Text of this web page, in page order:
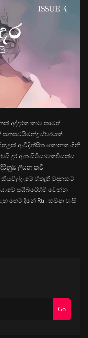
අද්දරක කාට කාටත්
සනසවයිමන්ද්‍ර ස්වරයක්
ඇවිදින්සිත කොනක ගිනි
දුර ඈත සිටියාටකවියක්ය
ලියන කවි
කියවිල්ලමේ හිතැති වදනකට
සයිබරේහිමි වෙන්න
දිනේ Rtr. කවීෂා හංසි
Go